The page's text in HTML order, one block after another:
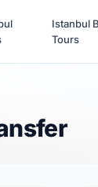
Istanbul
Tours